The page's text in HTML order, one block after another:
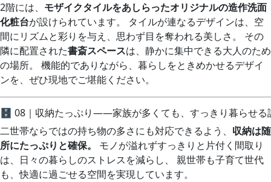
2階には、 モザイクタイルをあしらったオリジナルの造作洗面
化粧台が設けられています。 タイルが連なるデザインは、空
間にリズムと彩りを与え、思わず目を奪われる美しさ。 その
隣に配置された書斎スペースは、静かに集中できる大人のため
の場所。 機能的でありながら、暮らしをときめかせるデザイ
ンを、ぜひ現地でご堪能ください。
🗄️ 08｜収納たっぷり——家族が多くても、すっきり暮らせる
二世帯ならではの持ち物の多さにも対応できるよう、 収納は随
所にたっぷりと確保。
モノが溢れずすっきりと片付く間取り
は、日々の暮らしのストレスを減らし、 親世帯も子育て世代
も、快適に過ごせる空間を実現しています。